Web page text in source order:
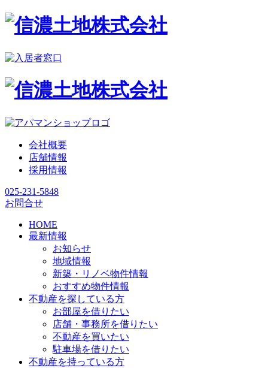
会社概要
店舗情報
採用情報
025-231-5848
お問合せ
HOME
最新情報
お知らせ
地域情報
新築・リノベ物件情報
おすすめ物件情報
不動産を探している方
お部屋を借りたい
店舗・事務所を借りたい
不動産を買いたい
駐車場を借りたい
不動産を持っている方